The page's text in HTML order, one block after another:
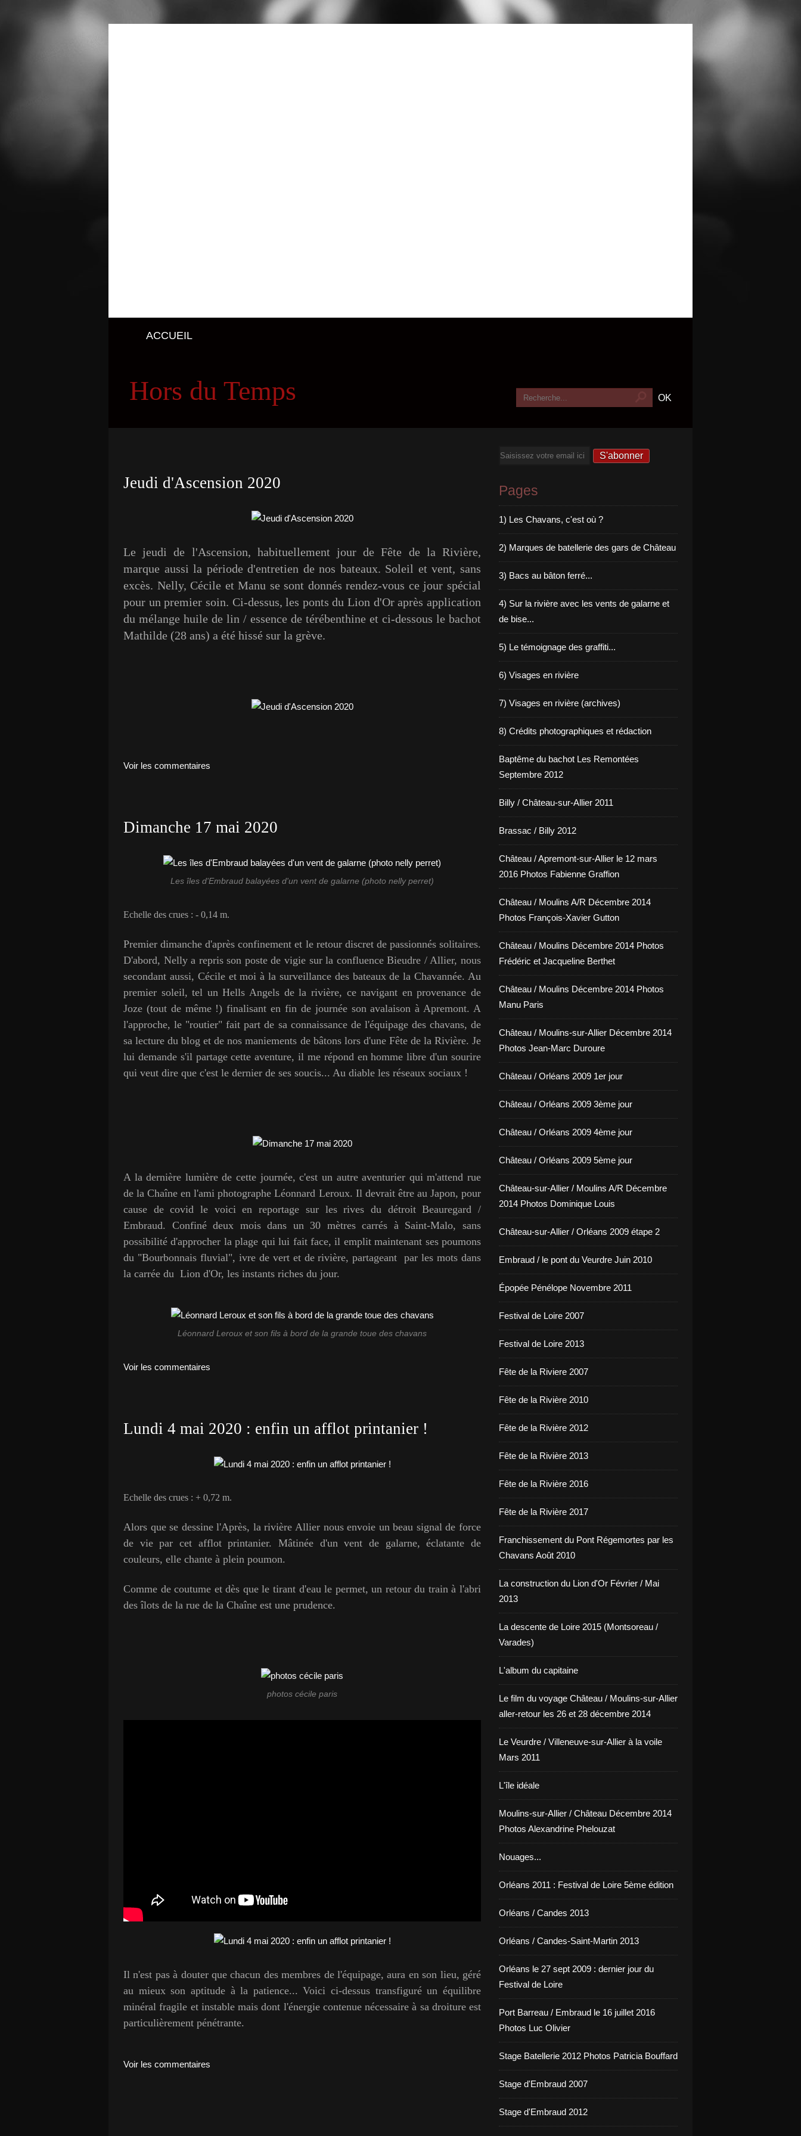
ACCUEIL
Hors du Temps
Jeudi d'Ascension 2020
Le jeudi de l'Ascension, habituellement jour de Fête de la Rivière,
marque aussi la période d'entretien de nos bateaux. Soleil et vent, sans
excès. Nelly, Cécile et Manu se sont donnés rendez-vous ce jour spécial
pour un premier soin. Ci-dessus, les ponts du Lion d'Or après application
du mélange huile de lin / essence de térébenthine et ci-dessous le bachot
Mathilde (28 ans) a été hissé sur la grève.
Voir les commentaires
Dimanche 17 mai 2020
Les îles d'Embraud balayées d'un vent de galarne (photo nelly perret)
Echelle des crues : - 0,14 m.
Premier dimanche d'après confinement et le retour discret de passionnés solitaires.
D'abord, Nelly a repris son poste de vigie sur la confluence Bieudre / Allier, nous
secondant aussi, Cécile et moi à la surveillance des bateaux de la Chavannée. Au
premier soleil, tel un Hells Angels de la rivière, ce navigant en provenance de
Joze (tout de même !) finalisant en fin de journée son avalaison à Apremont. A
l'approche, le "routier" fait part de sa connaissance de l'équipage des chavans, de
sa lecture du blog et de nos maniements de bâtons lors d'une Fête de la Rivière. Je
lui demande s'il partage cette aventure, il me répond en homme libre d'un sourire
qui veut dire que c'est le dernier de ses soucis... Au diable les réseaux sociaux !
A la dernière lumière de cette journée, c'est un autre aventurier qui m'attend rue
de la Chaîne en l'ami photographe Léonnard Leroux. Il devrait être au Japon, pour
cause de covid le voici en reportage sur les rives du détroit Beauregard /
Embraud. Confiné deux mois dans un 30 mètres carrés à Saint-Malo, sans
possibilité d'approcher la plage qui lui fait face, il emplit maintenant ses poumons
du "Bourbonnais fluvial", ivre de vert et de rivière, partageant par les mots dans
la carrée du Lion d'Or, les instants riches du jour.
Léonnard Leroux et son fils à bord de la grande toue des chavans
Voir les commentaires
Lundi 4 mai 2020 : enfin un afflot printanier !
Echelle des crues : + 0,72 m.
Alors que se dessine l'Après, la rivière Allier nous envoie un beau signal de force
de vie par cet afflot printanier. Mâtinée d'un vent de galarne, éclatante de
couleurs, elle chante à plein poumon.
Comme de coutume et dès que le tirant d'eau le permet, un retour du train à l'abri
des îlots de la rue de la Chaîne est une prudence.
photos cécile paris
Il n'est pas à douter que chacun des membres de l'équipage, aura en son lieu, géré
au mieux son aptitude à la patience... Voici ci-dessus transfiguré un équilibre
minéral fragile et instable mais dont l'énergie contenue nécessaire à sa droiture est
particulièrement pénétrante.
Voir les commentaires
Email
Pages
1) Les Chavans, c'est où ?
2) Marques de batellerie des gars de Château
3) Bacs au bâton ferré...
4) Sur la rivière avec les vents de galarne et
de bise...
5) Le témoignage des graffiti...
6) Visages en rivière
7) Visages en rivière (archives)
8) Crédits photographiques et rédaction
Baptême du bachot Les Remontées
Septembre 2012
Billy / Château-sur-Allier 2011
Brassac / Billy 2012
Château / Apremont-sur-Allier le 12 mars
2016 Photos Fabienne Graffion
Château / Moulins A/R Décembre 2014
Photos François-Xavier Gutton
Château / Moulins Décembre 2014 Photos
Frédéric et Jacqueline Berthet
Château / Moulins Décembre 2014 Photos
Manu Paris
Château / Moulins-sur-Allier Décembre 2014
Photos Jean-Marc Duroure
Château / Orléans 2009 1er jour
Château / Orléans 2009 3ème jour
Château / Orléans 2009 4ème jour
Château / Orléans 2009 5ème jour
Château-sur-Allier / Moulins A/R Décembre
2014 Photos Dominique Louis
Château-sur-Allier / Orléans 2009 étape 2
Embraud / le pont du Veurdre Juin 2010
Épopée Pénélope Novembre 2011
Festival de Loire 2007
Festival de Loire 2013
Fête de la Riviere 2007
Fête de la Rivière 2010
Fête de la Rivière 2012
Fête de la Rivière 2013
Fête de la Rivière 2016
Fête de la Rivière 2017
Franchissement du Pont Régemortes par les
Chavans Août 2010
La construction du Lion d'Or Février / Mai
2013
La descente de Loire 2015 (Montsoreau /
Varades)
L'album du capitaine
Le film du voyage Château / Moulins-sur-Allier
aller-retour les 26 et 28 décembre 2014
Le Veurdre / Villeneuve-sur-Allier à la voile
Mars 2011
L'île idéale
Moulins-sur-Allier / Château Décembre 2014
Photos Alexandrine Phelouzat
Nouages...
Orléans 2011 : Festival de Loire 5ème édition
Orléans / Candes 2013
Orléans / Candes-Saint-Martin 2013
Orléans le 27 sept 2009 : dernier jour du
Festival de Loire
Port Barreau / Embraud le 16 juillet 2016
Photos Luc Olivier
Stage Batellerie 2012 Photos Patricia Bouffard
Stage d'Embraud 2007
Stage d'Embraud 2012